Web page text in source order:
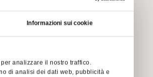
Informazioni sui cookie
analizzare il nostro traffico.
di analisi dei dati web, pubblicità e